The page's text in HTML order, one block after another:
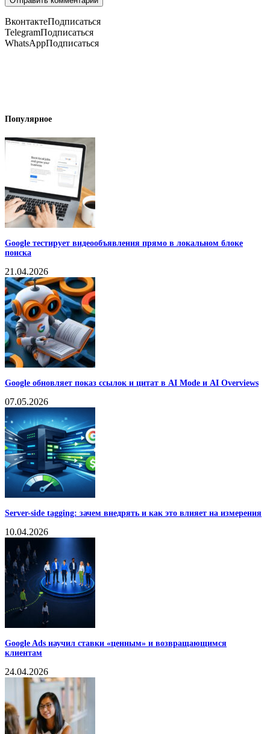
ВконтактеПодписаться
TelegramПодписаться
WhatsAppПодписаться
Популярное
Google тестирует видеообъявления прямо в локальном блоке
поиска
21.04.2026
Google обновляет показ ссылок и цитат в AI Mode и AI Overviews
07.05.2026
Server-side tagging: зачем внедрять и как это влияет на измерения
10.04.2026
Google Ads научил ставки «ценным» и возвращающимся
клиентам
24.04.2026